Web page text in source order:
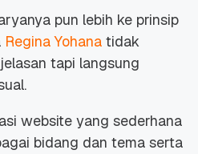
pun lebih ke prinsip
Regina Yohana tidak
tapi langsung
website yang sederhana
bidang dan tema serta